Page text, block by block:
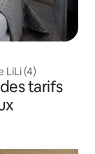
LiLi (4)
tarifs